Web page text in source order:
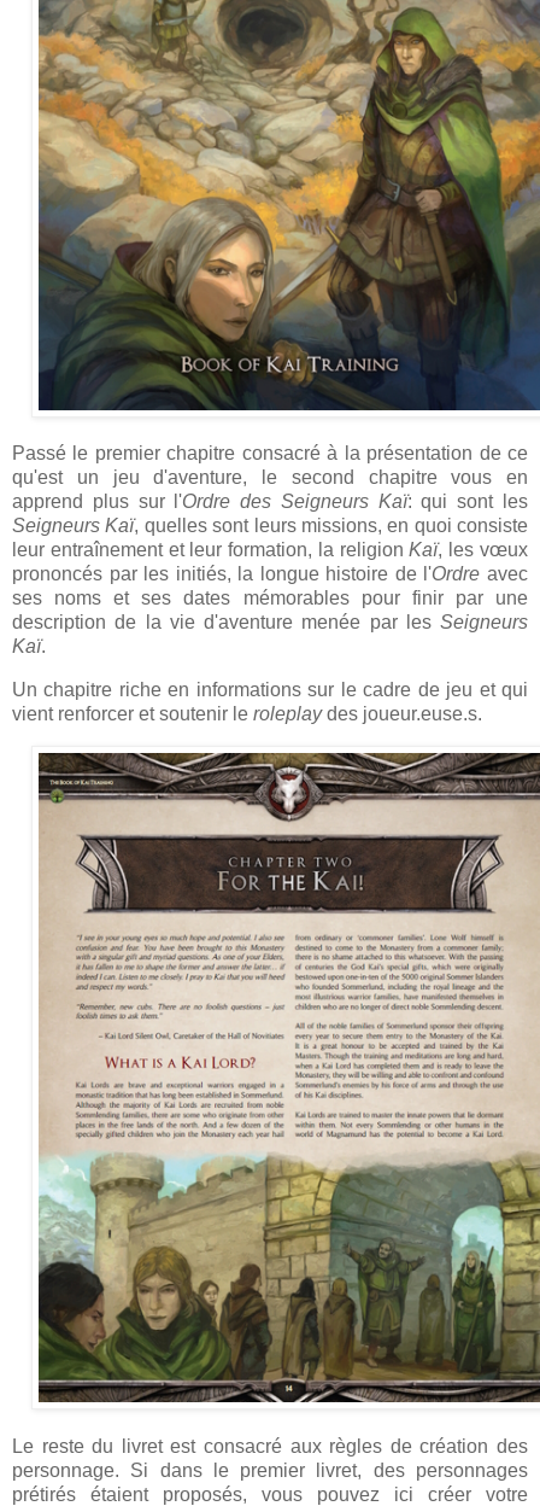
Passé le premier chapitre consacré à la présentation de ce
qu'est un jeu d'aventure, le second chapitre vous en
apprend plus sur l'Ordre des Seigneurs Kaï: qui sont les
Seigneurs Kaï, quelles sont leurs missions, en quoi consiste
leur entraînement et leur formation, la religionKaï, les vœux
prononcés par les initiés, la longue histoire de l'Ordre avec
ses noms et ses dates mémorables pour finir par une
description de la vie d'aventure menée par les Seigneurs
Kaï.
Un chapitre riche en informations sur le cadre de jeu et qui
vient renforcer et soutenir le roleplaydes joueur.euse.s.
Le reste du livret est consacré aux règles de création des
personnage. Si dans le premier livret, des personnages
prétirés étaient proposés, vous pouvez ici créer votre